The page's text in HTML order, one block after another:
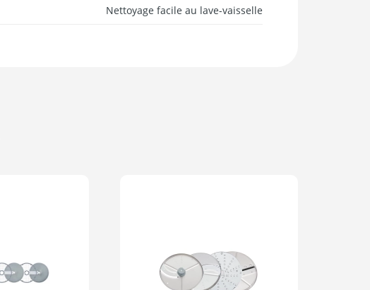
Nettoyage facile au lave-vaisselle